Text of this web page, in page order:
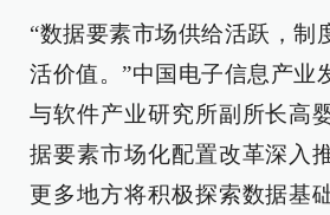
“数据要素市场供给活跃，制
活价值。”中国电子信息产业
与软件产业研究所副所长高
据要素市场化配置改革深入
更多地方将积极探索数据基